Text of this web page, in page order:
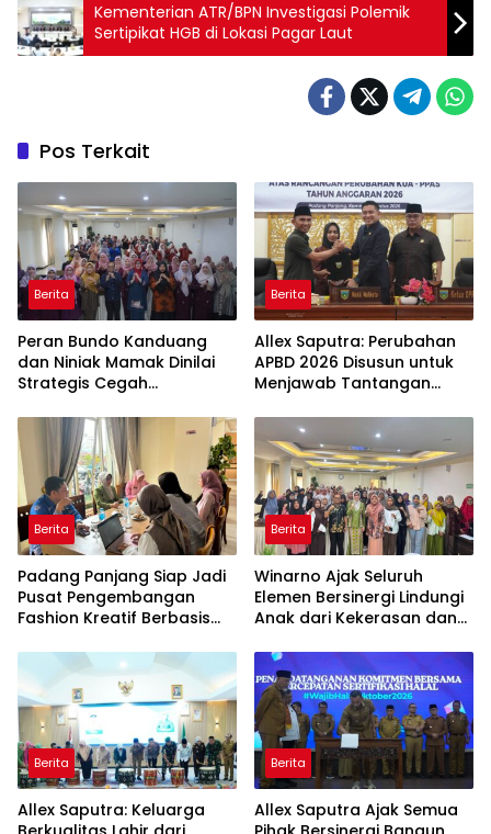
Kementerian ATR/BPN Investigasi Polemik
Sertipikat HGB di Lokasi Pagar Laut
Pos Terkait
Berita
Peran Bundo Kanduang
dan Niniak Mamak Dinilai
Strategis Cegah
Berita
Allex Saputra: Perubahan
APBD 2026 Disusun untuk
Menjawab Tantangan
Berita
Padang Panjang Siap Jadi
Pusat Pengembangan
Fashion Kreatif Berbasis
Berita
Winarno Ajak Seluruh
Elemen Bersinergi Lindungi
Anak dari Kekerasan dan
Berita
Allex Saputra: Keluarga
Berita
Allex Saputra Ajak Semua